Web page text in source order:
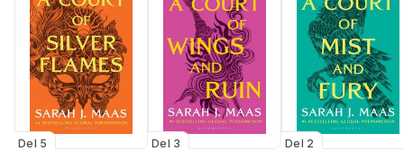
Del 5 Del 3 Del 2